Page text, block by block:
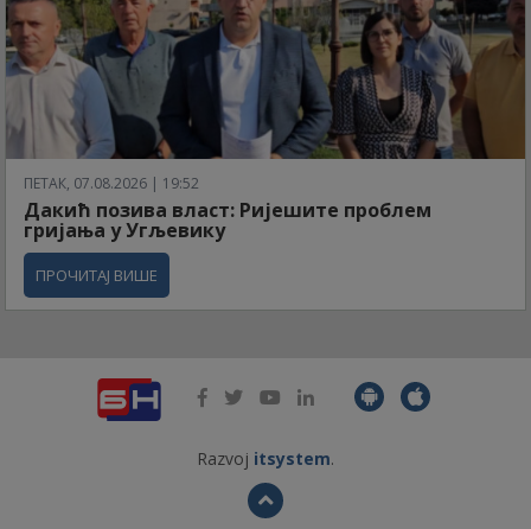
ПЕТАК, 07.08.2026 | 19:52
Дакић позива власт: Ријешите проблем
гријања у Угљевику
ПРОЧИТАЈ ВИШЕ
Razvoj itsystem.